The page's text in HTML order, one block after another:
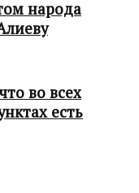
народа
во всех
есть